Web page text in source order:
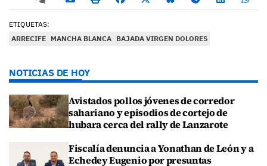
ETIQUETAS:
ARRECIFE MANCHA BLANCA BAJADA VIRGEN DOLORES
NOTICIAS DE HOY
Avistados pollos jóvenes de corredor
sahariano y episodios de cortejo de
hubara cerca del rally de Lanzarote
Fiscalía denuncia a Yonathan de León y a
Echedey Eugenio por presuntas